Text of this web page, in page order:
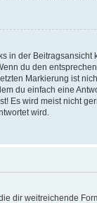
in der
du den
Markierung ist
du einfach eine
Es wird meist nicht
wird.
dir weitreichende